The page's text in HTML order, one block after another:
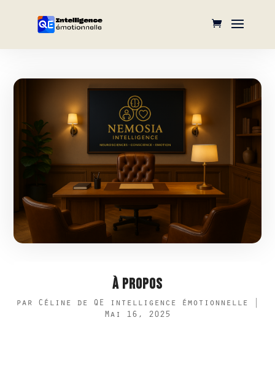
À PROPOS
par Céline de QE intelligence émotionnelle
Mai 16, 2025